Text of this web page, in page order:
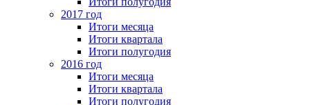
2017 год
Итоги месяца
Итоги квартала
Итоги полугодия
2016 год
Итоги месяца
Итоги квартала
Итоги полугодия